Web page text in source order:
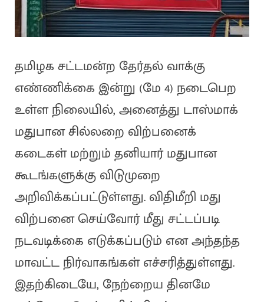
தமிழக சட்டமன்ற தேர்தல் வாக்கு
எண்ணிக்கை இன்று (மே 4) நடைபெற
உள்ள நிலையில், அனைத்து டாஸ்மாக்
மதுபான சில்லறை விற்பனைக்
கடைகள் மற்றும் தனியார் மதுபான
கூடங்களுக்கு விடுமுறை
அறிவிக்கப்பட்டுள்ளது. விதிமீறி மது
விற்பனை செய்வோர் மீது சட்டப்படி
நடவடிக்கை எடுக்கப்படும் என அந்தந்த
மாவட்ட நிர்வாகங்கள் எச்சரித்துள்ளது.
இதற்கிடையே, நேற்றைய தினமே